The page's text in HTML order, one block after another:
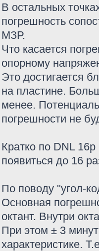
В остальных
погрешность
МЗР.
Что касается
опорному
Это достигается
на пластине.
менее.
погрешности не
Кратко по DNL
появиться до 16
По поводу "угол-
Основная
октант. Внутри
При этом ± 3
характеристике.